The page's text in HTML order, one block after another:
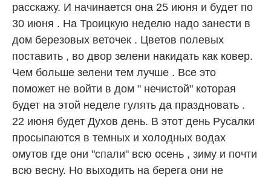
расскажу. И начинается она 25 июня и будет по
30 июня . На Троицкую неделю надо занести в
дом березовых веточек . Цветов полевых
поставить , во двор зелени накидать как ковер.
Чем больше зелени тем лучше . Все это
поможет не войти в дом " нечистой" которая
будет на этой неделе гулять да праздновать .
22 июня будет Духов день. В этот день Русалки
просыпаются в темных и холодных водах
омутов где они "спали" всю осень , зиму и почти
всю весну. Но выходить на берега они не